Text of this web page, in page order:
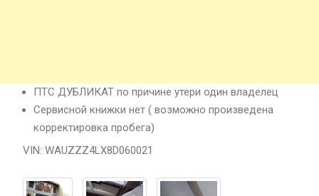
ПТС ДУБЛИКАТ по причине утери один владелец
Сервисной книжки нет ( возможно произведена
корректировка пробега)
VIN: WAUZZZ4LX8D060021